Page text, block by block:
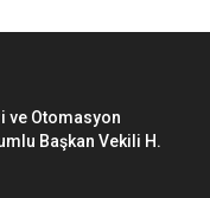
ve Otomasyon
Başkan Vekili H.